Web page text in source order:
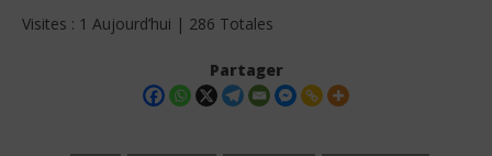
Visites : 1 Aujourd’hui | 286 Totales
Partager